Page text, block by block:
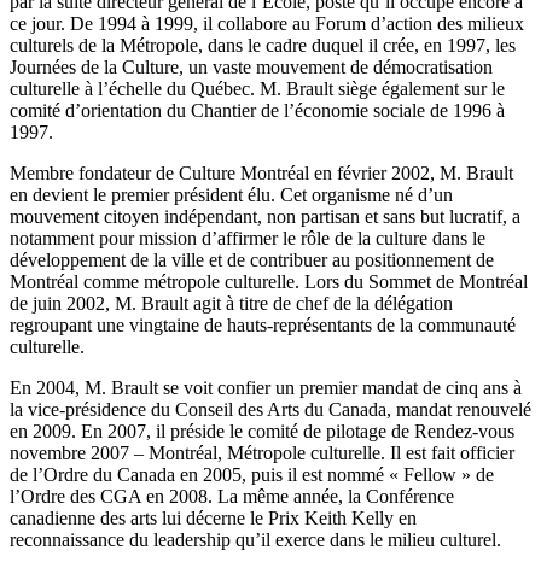
ce jour. De 1994 à 1999, il collabore au Forum d’action des milieux
culturels de la Métropole, dans le cadre duquel il crée, en 1997, les
Journées de la Culture, un vaste mouvement de démocratisation
culturelle à l’échelle du Québec. M. Brault siège également sur le
comité d’orientation du Chantier de l’économie sociale de 1996 à
1997.
Membre fondateur de Culture Montréal en février 2002, M. Brault
en devient le premier président élu. Cet organisme né d’un
mouvement citoyen indépendant, non partisan et sans but lucratif, a
notamment pour mission d’affirmer le rôle de la culture dans le
développement de la ville et de contribuer au positionnement de
Montréal comme métropole culturelle. Lors du Sommet de Montréal
de juin 2002, M. Brault agit à titre de chef de la délégation
regroupant une vingtaine de hauts-représentants de la communauté
culturelle.
En 2004, M. Brault se voit confier un premier mandat de cinq ans à
la vice-présidence du Conseil des Arts du Canada, mandat renouvelé
en 2009. En 2007, il préside le comité de pilotage de Rendez-vous
novembre 2007 – Montréal, Métropole culturelle. Il est fait officier
de l’Ordre du Canada en 2005, puis il est nommé « Fellow » de
l’Ordre des CGA en 2008. La même année, la Conférence
canadienne des arts lui décerne le Prix Keith Kelly en
reconnaissance du leadership qu’il exerce dans le milieu culturel.